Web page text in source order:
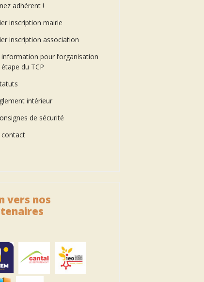
adhérent !
inscription mairie
inscription association
information pour l’organisation
étape du TCP
intérieur
de sécurité
contact
vers nos